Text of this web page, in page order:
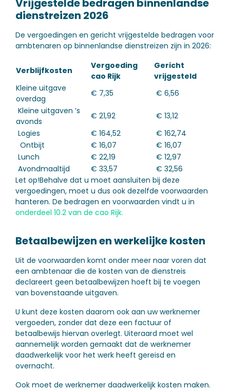
Vrijgestelde bedragen binnenlandse
dienstreizen 2026
De vergoedingen en gericht vrijgestelde bedragen voor
ambtenaren op binnenlandse dienstreizen zijn in 2026:
Verblijfkosten
Vergoeding
cao Rijk
Gericht
vrijgesteld
Kleine uitgave
overdag
€ 7,35
€ 6,56
Kleine uitgaven ’s
avonds
€ 21,92
€ 13,12
Logies
€ 164,52
€ 162,74
Ontbijt
€ 16,07
€ 16,07
Lunch
€ 22,19
€ 12,97
Avondmaaltijd
€ 33,57
€ 32,56
Let op!Behalve dat u moet aansluiten bij deze
vergoedingen, moet u dus ook dezelfde voorwaarden
hanteren. De bedragen en voorwaarden vindt u in
onderdeel 10.2 van de cao Rijk.
Betaalbewijzen en werkelijke kosten
Uit de voorwaarden komt onder meer naar voren dat
een ambtenaar die de kosten van de dienstreis
declareert geen betaalbewijzen hoeft bij te voegen
van bovenstaande uitgaven.
U kunt deze kosten daarom ook aan uw werknemer
vergoeden, zonder dat deze een factuur of
betaalbewijs hiervan overlegt. Uiteraard moet wel
aannemelijk worden gemaakt dat de werknemer
daadwerkelijk voor het werk heeft gereisd en
overnacht.
Ook moet de werknemer daadwerkelijk kosten maken.